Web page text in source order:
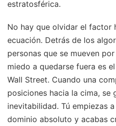
estratosférica.
No hay que olvidar el factor
ecuación. Detrás de los
personas que se mueven
miedo a quedarse fuera es
Wall Street. Cuando una
posiciones hacia la cima, se
inevitabilidad. Tú empiezas
dominio absoluto y acabas